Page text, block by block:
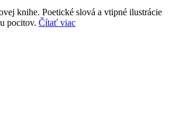
knihe. Poetické slová a vtipné ilustrácie
pocitov. Čítať viac